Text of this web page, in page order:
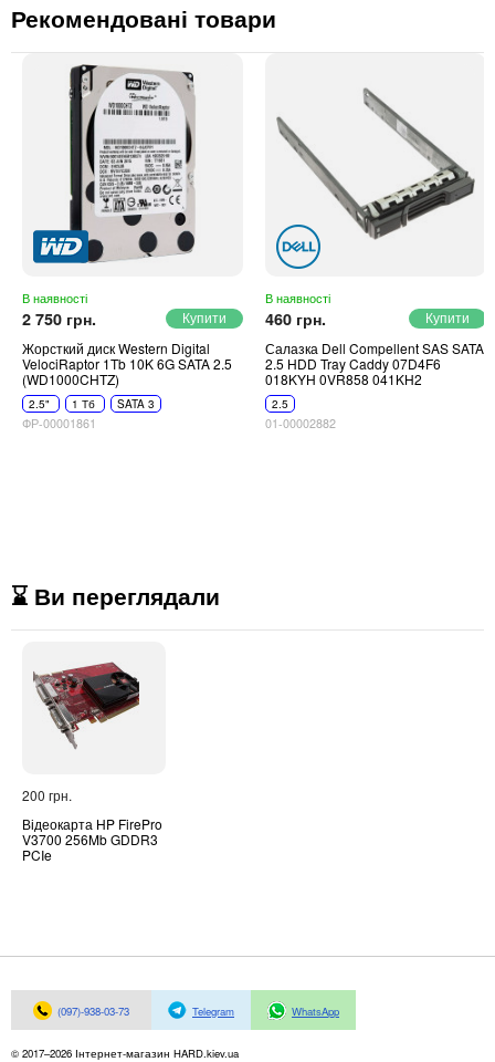
Рекомендовані товари
В наявності
2 750 грн.
Жорсткий диск Western Digital
VelociRaptor 1Tb 10K 6G SATA 2.5
(WD1000CHTZ)
2.5" 1 Тб SATA 3
ФР-00001861
В наявності
460 грн.
Салазка Dell Compellent SAS SATA
2.5 HDD Tray Caddy 07D4F6
018KYH 0VR858 041KH2
2.5
01-00002882
⌛ Ви переглядали
200 грн.
Відеокарта HP FirePro
V3700 256Mb GDDR3
PCIe
(097)-938-03-73 Telegram WhatsApp
© 2017–2026 Інтернет-магазин HARD.kiev.ua